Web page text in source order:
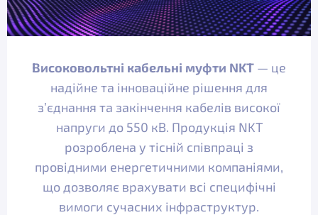
Високовольтні кабельні муфти NKT — це
надійне та інноваційне рішення для
з’єднання та закінчення кабелів високої
напруги до 550 кВ. Продукція NKT
розроблена у тісній співпраці з
провідними енергетичними компаніями,
що дозволяє врахувати всі специфічні
вимоги сучасних інфраструктур.